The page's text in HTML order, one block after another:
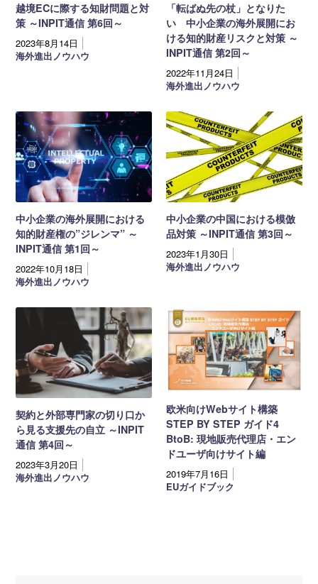
越境ECに際する知財問題と対
策 ～INPIT通信 第6回～
2023年8月14日
海外進出ノウハウ
「転ばぬ先の杖」となりた
い 中小企業の海外展開にお
ける知的財産リスクと対策 ～
INPIT通信 第2回～
2022年11月24日
海外進出ノウハウ
中小企業の海外展開における
知的財産権の”ジレンマ” ～
INPIT通信 第1回～
2022年10月18日
海外進出ノウハウ
中小企業の中国における模倣
品対策 ～INPIT通信 第3回～
2023年1月30日
海外進出ノウハウ
契約と外部専門家の切り口か
ら見る支援先の自立 ～INPIT
通信 第4回～
2023年3月20日
海外進出ノウハウ
欧米向けWebサイト構築
STEP BY STEP ガイド4
BtoB: 現地販売代理店・エン
ドユーザ向けサイト編
2019年7月16日
EUガイドブック